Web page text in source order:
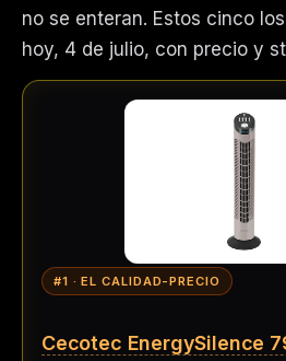
no se enteran. Estos cinco
hoy, 4 de julio, con precio y
#1 · EL CALIDAD-PRECIO
Cecotec EnergySilence